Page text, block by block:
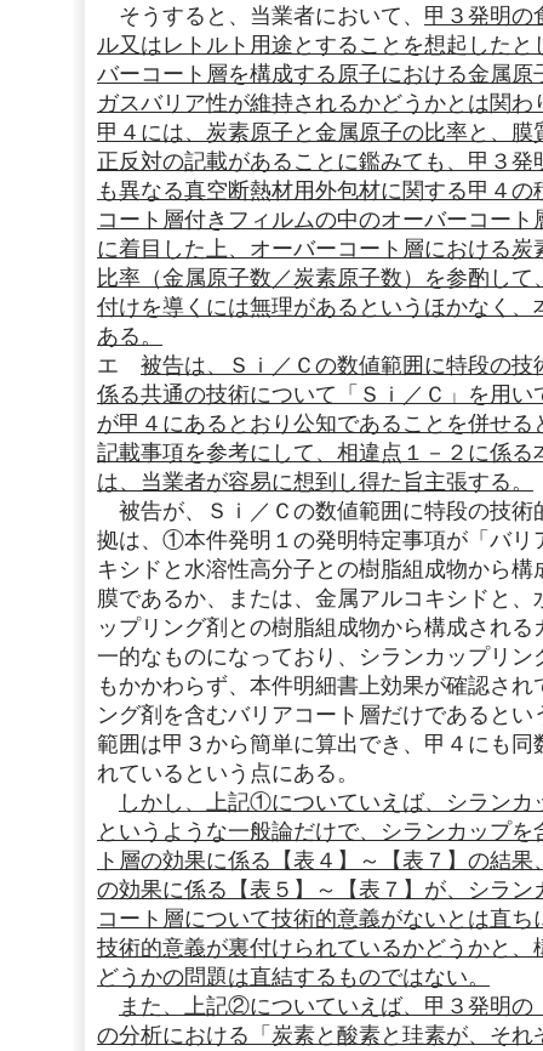
そうすると、当業者において、 甲３発明の
ル又はレトルト用途とすることを想起した
バーコート層を構成する原子における金属
ガスバリア性が維持されるかどうかとは関
甲４には、炭素原子と金属原子の比率と、
正反対の記載があることに鑑みても、甲３
も異なる真空断熱材用外包材に関する甲４
コート層付きフィルムの中のオーバーコー
に着目した上、オーバーコート層における
比率（金属原子数／炭素原子数）を参酌し
付けを導くには無理があるというほかなく
ある。
エ 被告は、Ｓｉ／Ｃの数値範囲に特段の
係る共通の技術について「Ｓｉ／Ｃ」を用
が甲４にあるとおり公知であることを併せ
記載事項を参考にして、相違点１－２に係
は、当業者が容易に想到し得た旨主張する。
被告が、Ｓｉ／Ｃの数値範囲に特段の技術
拠は、①本件発明１の発明特定事項が「バリ
キシドと水溶性高分子との樹脂組成物から
膜であるか、または、金属アルコキシドと
ップリング剤との樹脂組成物から構成され
一的なものになっており、シランカップリ
もかかわらず、本件明細書上効果が確認さ
ング剤を含むバリアコート層だけであると
範囲は甲３から簡単に算出でき、甲４にも
れているという点にある。
しかし、上記①についていえば、シランカ
というような一般論だけで、シランカップ
ト層の効果に係る【表４】～【表７】の結
の効果に係る【表５】～【表７】が、シラ
コート層について技術的意義がないとは直
技術的意義が裏付けられているかどうかと
どうかの問題は直結するものではない。
また、上記②についていえば、甲３発明の
の分析における「炭素と酸素と珪素が、そ